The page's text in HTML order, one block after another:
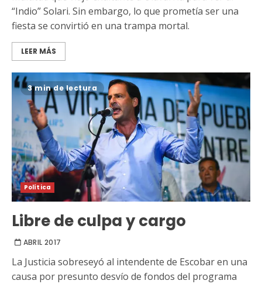
“Indio” Solari. Sin embargo, lo que prometía ser una
fiesta se convirtió en una trampa mortal.
LEER MÁS
3 min de lectura
Política
Libre de culpa y cargo
ABRIL 2017
La Justicia sobreseyó al intendente de Escobar en una
causa por presunto desvío de fondos del programa